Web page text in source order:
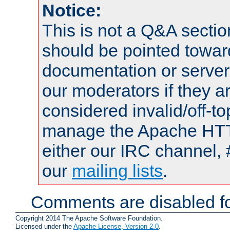
Notice:
This is not a Q&A
should be pointed
documentation or
our moderators if they
considered invalid/off-
manage the Apache
either our IRC channel,
our mailing lists.
Comments are disabled
Copyright 2014 The Apache Software Foundation.
Licensed under the Apache License, Version 2.0